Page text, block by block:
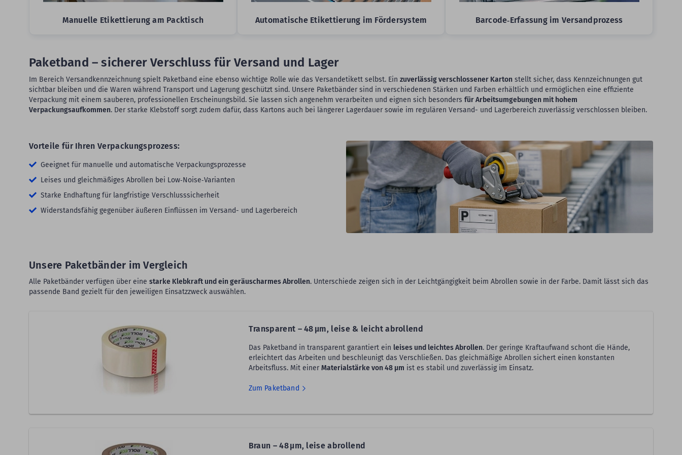
Manuelle Etikettierung am Packtisch Automatische Etikettierung im Fördersystem Barcode‑Erfassung im Versandprozess
Paketband – sicherer Verschluss für Versand und Lager
Im Bereich Versandkennzeichnung spielt Paketband eine ebenso wichtige Rolle wie das Versandetikett selbst. Ein zuverlässig verschlossener Karton stellt sicher, dass Kennzeichnungen gut
sichtbar bleiben und die Waren während Transport und Lagerung geschützt sind. Unsere Paketbänder sind in verschiedenen Stärken und Farben erhältlich und ermöglichen eine effiziente
Verpackung mit einem sauberen, professionellen Erscheinungsbild. Sie lassen sich angenehm verarbeiten und eignen sich besonders für Arbeitsumgebungen mit hohem
Verpackungsaufkommen. Der starke Klebstoff sorgt zudem dafür, dass Kartons auch bei längerer Lagerdauer sowie im regulären Versand- und Lagerbereich zuverlässig verschlossen bleiben.
Vorteile für Ihren Verpackungsprozess:
Geeignet für manuelle und automatische Verpackungsprozesse
Leises und gleichmäßiges Abrollen bei Low‑Noise‑Varianten
Starke Endhaftung für langfristige Verschlusssicherheit
Widerstandsfähig gegenüber äußeren Einflüssen im Versand- und Lagerbereich
Unsere Paketbänder im Vergleich
Alle Paketbänder verfügen über eine starke Klebkraft und ein geräuscharmes Abrollen. Unterschiede zeigen sich in der Leichtgängigkeit beim Abrollen sowie in der Farbe. Damit lässt sich das
passende Band gezielt für den jeweiligen Einsatzzweck auswählen.
Transparent – 48 µm, leise & leicht abrollend
Das Paketband in transparent garantiert ein leises und leichtes Abrollen. Der geringe Kraftaufwand schont die Hände,
erleichtert das Arbeiten und beschleunigt das Verschließen. Das gleichmäßige Abrollen sichert einen konstanten
Arbeitsfluss. Mit einer Materialstärke von 48 µm ist es stabil und zuverlässig im Einsatz.
Zum Paketband
Braun – 48 µm, leise abrollend